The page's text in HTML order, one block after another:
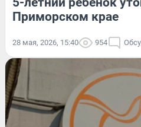
Приморском крае
28 мая, 2026, 15:40 954